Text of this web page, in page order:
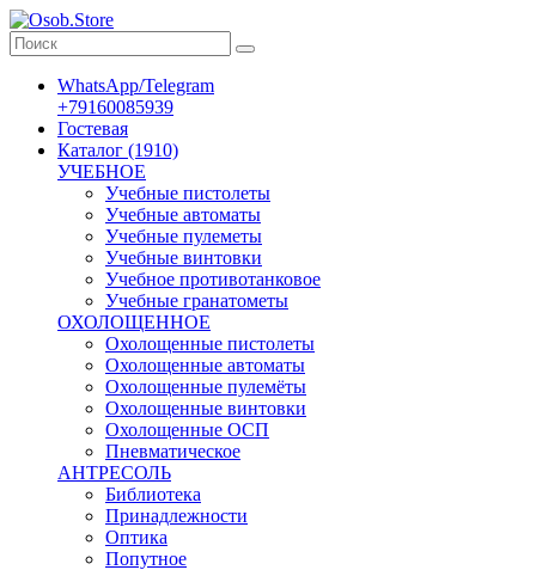
WhatsApp/Telegram
+79160085939
Гостевая
Каталог (1910)
УЧЕБНОЕ
Учебные пистолеты
Учебные автоматы
Учебные пулеметы
Учебные винтовки
Учебное противотанковое
Учебные гранатометы
ОХОЛОЩЕННОЕ
Охолощенные пистолеты
Охолощенные автоматы
Охолощенные пулемёты
Охолощенные винтовки
Охолощенные ОСП
Пневматическое
АНТРЕСОЛЬ
Библиотека
Принадлежности
Оптика
Попутное